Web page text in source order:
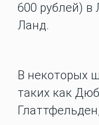
600 рублей) в
Ланд.
В некоторых
таких как